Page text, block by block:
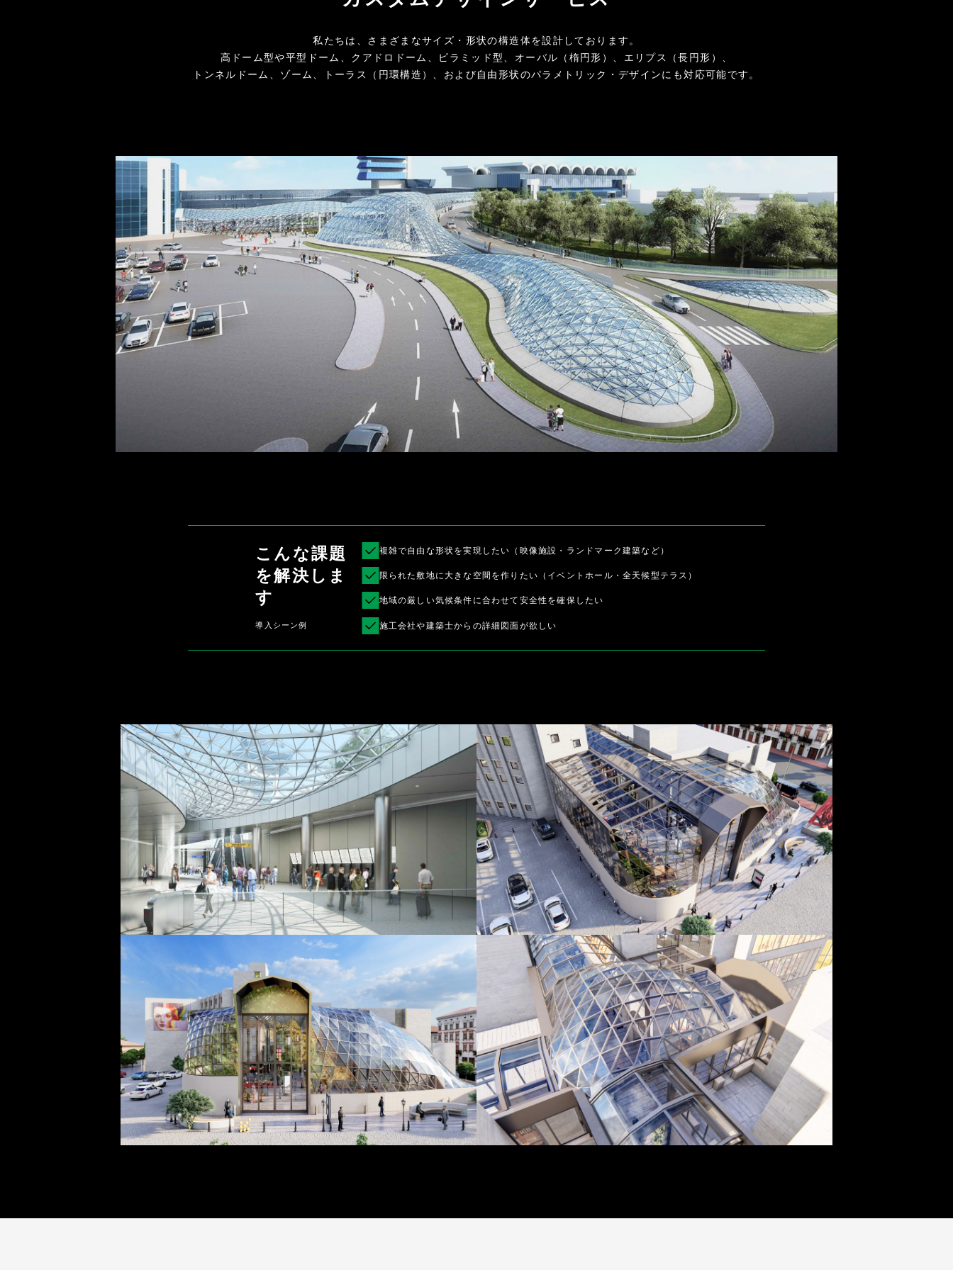
私たちは、さまざまなサイズ・形状の構造体を設計しております。
高ドーム型や平型ドーム、クアドロドーム、ピラミッド型、オーバル（楕円形）、エリプス（長円形）、
トンネルドーム、ゾーム、トーラス（円環構造）、および自由形状のパラメトリック・デザインにも対応可能です。
こんな課題
を解決しま
す
導入シーン例
複雑で自由な形状を実現したい（映像施設・ランドマーク建築など）
限られた敷地に大きな空間を作りたい（イベントホール・全天候型テラス）
地域の厳しい気候条件に合わせて安全性を確保したい
施工会社や建築士からの詳細図面が欲しい